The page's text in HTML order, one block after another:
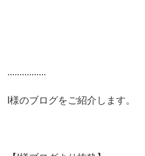
................
I様のブログをご紹介します。